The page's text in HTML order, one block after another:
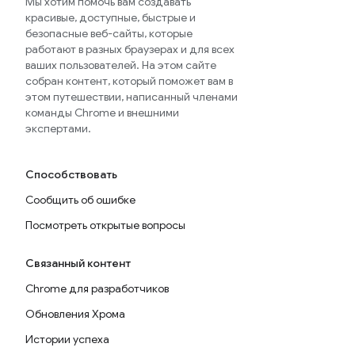
красивые, доступные, быстрые и
безопасные веб-сайты, которые
работают в разных браузерах и для всех
ваших пользователей. На этом сайте
собран контент, который поможет вам в
этом путешествии, написанный членами
команды Chrome и внешними
экспертами.
Способствовать
Сообщить об ошибке
Посмотреть открытые вопросы
Связанный контент
Chrome для разработчиков
Обновления Хрома
Истории успеха